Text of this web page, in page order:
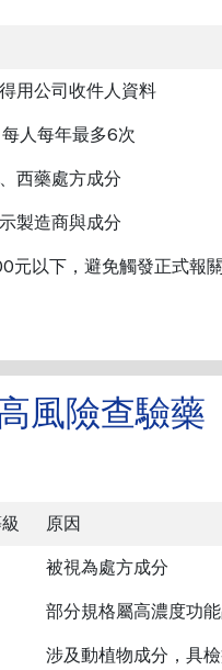
用公司收件人資料
人每年最多6次
西藥處方成分
製造商與成分
元以下，避免觸發正式報
風險查驗藥
原因
被視為處方成分
部分規格屬高濃度功
涉及動植物成分，具